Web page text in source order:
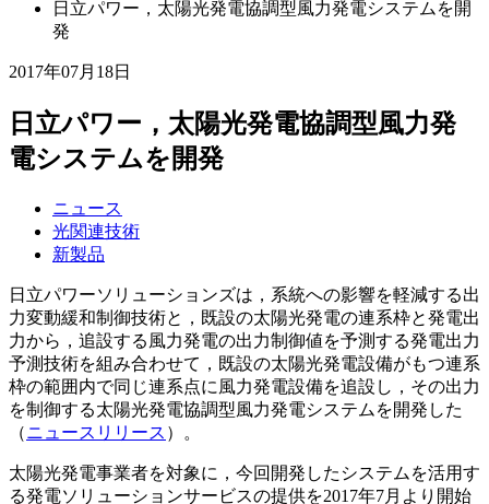
日立パワー，太陽光発電協調型風力発電システムを開
発
2017年07月18日
日立パワー，太陽光発電協調型風力発
電システムを開発
ニュース
光関連技術
新製品
日立パワーソリューションズは，系統への影響を軽減する出
力変動緩和制御技術と，既設の太陽光発電の連系枠と発電出
力から，追設する風力発電の出力制御値を予測する発電出力
予測技術を組み合わせて，既設の太陽光発電設備がもつ連系
枠の範囲内で同じ連系点に風力発電設備を追設し，その出力
を制御する太陽光発電協調型風力発電システムを開発した
（ニュースリリース ）。
太陽光発電事業者を対象に，今回開発したシステムを活用す
る発電ソリューションサービスの提供を2017年7月より開始